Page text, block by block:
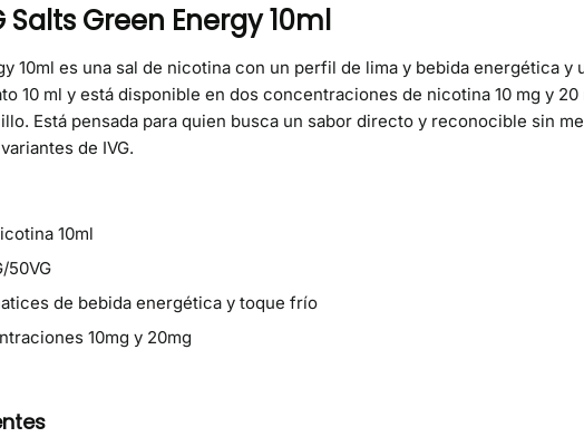
Green Energy 10ml
10ml es una sal de nicotina con un perfil de lima y bebida energética
10 ml y está disponible en dos concentraciones de nicotina 10 mg y
Está pensada para quien busca un sabor directo y reconocible sin
de IVG.
10ml
50VG
de bebida energética y toque frío
10mg y 20mg